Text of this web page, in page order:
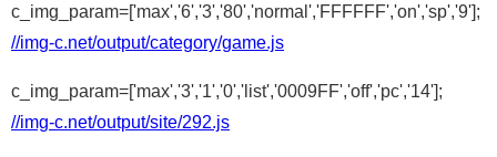
c_img_param=['max','6','3','80','normal','FFFFFF','on','sp','9'];
//img-c.net/output/category/game.js
c_img_param=['max','3','1','0','list','0009FF','off','pc','14'];
//img-c.net/output/site/292.js